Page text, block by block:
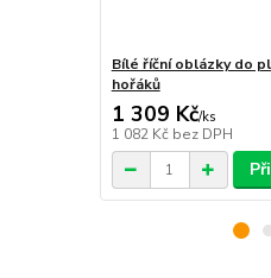
Bílé říční oblázky do
hořáků
1 309 Kč/ks
1 082 Kč bez DPH